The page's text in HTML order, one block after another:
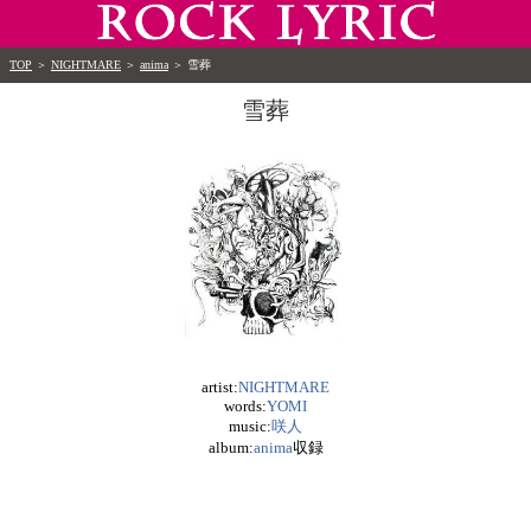
TOP ＞ NIGHTMARE ＞ anima ＞ 雪葬
雪葬
artist:NIGHTMARE
words:YOMI
music:咲人
album:anima収録